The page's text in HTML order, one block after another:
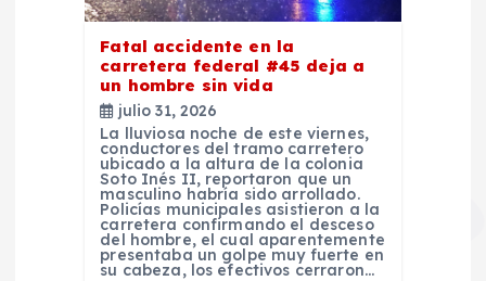
Fatal accidente en la
carretera federal #45 deja a
un hombre sin vida
julio 31, 2026
La lluviosa noche de este viernes,
conductores del tramo carretero
ubicado a la altura de la colonia
Soto Inés II, reportaron que un
masculino habría sido arrollado.
Policías municipales asistieron a la
carretera confirmando el desceso
del hombre, el cual aparentemente
presentaba un golpe muy fuerte en
su cabeza, los efectivos cerraron…